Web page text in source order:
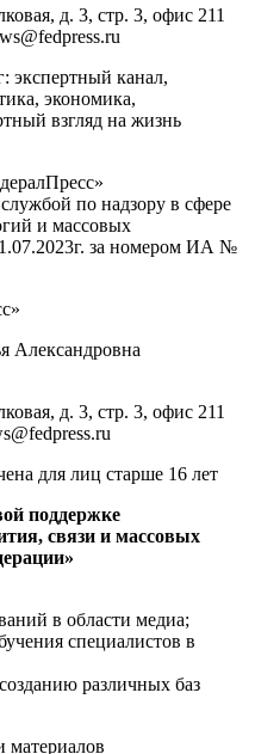
д. 3, стр. 3, офис 211
экспертный канал,
экономика,
взгляд на жизнь
по надзору в сфере
и массовых
за номером ИА №
Александровна
д. 3, стр. 3, офис 211
для лиц старше 16 лет
поддержке
связи и массовых
в области медиа;
специалистов в
различных баз
материалов